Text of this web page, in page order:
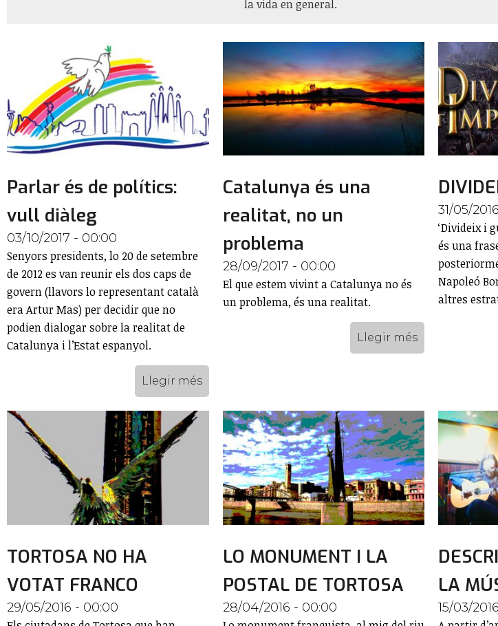
la vida en general.
Parlar és de polítics:
vull diàleg
03/10/2017 - 00:00
Senyors presidents, lo 20 de setembre
de 2012 es van reunir els dos caps de
govern (llavors lo representant català
era Artur Mas) per decidir que no
podien dialogar sobre la realitat de
Catalunya i l’Estat espanyol.
Llegir més
Catalunya és una
realitat, no un
problema
28/09/2017 - 00:00
El que estem vivint a Catalunya no és
un problema, és una realitat.
Llegir més
31/05/
‘Divideix i
és una
Napoleó
altres
TORTOSA NO HA
VOTAT FRANCO
29/05/2016 - 00:00
LO MONUMENT I LA
POSTAL DE TORTOSA
28/04/2016 - 00:00
LA
15/03/